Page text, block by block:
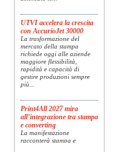
UTVI accelera la crescita
con AccurioJet 30000
La trasformazione del
mercato della stampa
richiede oggi alle aziende
maggiore flessibilità,
rapidità e capacità di
gestire produzioni sempre
più...
Print4All 2027 mira
all’integrazione tra stampa
e converting
La manifestazione
racconterà stampa e